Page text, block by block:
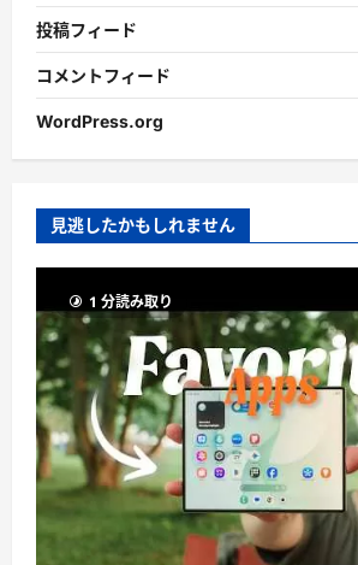
投稿フィード
コメントフィード
WordPress.org
見逃したかもしれません
1 分読み取り